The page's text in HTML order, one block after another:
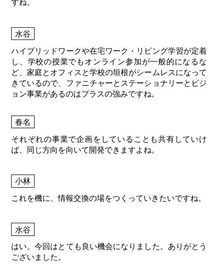
すね。
水谷
ハイブリッドワークや在宅ワーク・リビング学習が定着
し、学校の授業でもオンライン参加が一般的になるな
ど、家庭とオフィスと学校の垣根がシームレスになって
きているので、ファニチャーとステーショナリーとビジ
ョン事業があるのはプラスの強みですね。
春名
それぞれの事業で企画をしていることも共有していけ
ば、同じ方向を向いて開発できますよね。
小林
これを機に、情報交換の場をつくっていきたいですね。
水谷
はい。今回はとても良い機会になりました。ありがとう
ございました。